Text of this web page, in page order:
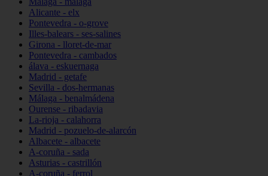
Alicante - elx
Pontevedra - o-grove
Illes-balears - ses-salines
Girona - lloret-de-mar
Pontevedra - cambados
álava - eskuernaga
Madrid - getafe
Sevilla - dos-hermanas
Málaga - benalmádena
Ourense - ribadavia
La-rioja - calahorra
Madrid - pozuelo-de-alarcón
Albacete - albacete
A-coruña - sada
Asturias - castrillón
A-coruña - ferrol